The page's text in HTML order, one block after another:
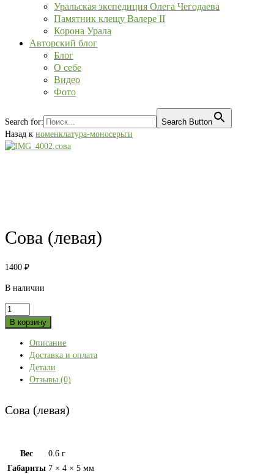
Уральская экспедиция Олега Чегодаева
Памятник клещу Валере II
Корона Урала
Авторский блог
Блог
О себе
Видео
Фото
Search for:
Search Button
Назад к номенклатура-моносерьги
Сова (левая)
1400 ₽
В наличии
Количество
товара
(левая)
В корзину
Описание
Доставка и оплата
Детали
Отзывы (0)
Сова (левая)
Вес
0.6 г
Габариты 7 × 4 × 5 мм